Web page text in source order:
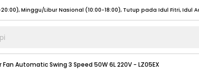
- 20:00), Sabtu - Minggu (08:00 - 20:00), Tutup pada Idul Fitri
Sabtu - Minggu/ Libur Nasional (08:00 - 17:00) Selengkapnya
Fan Automatic Swing 3 Speed 50W 6L 220V - LZ05EX